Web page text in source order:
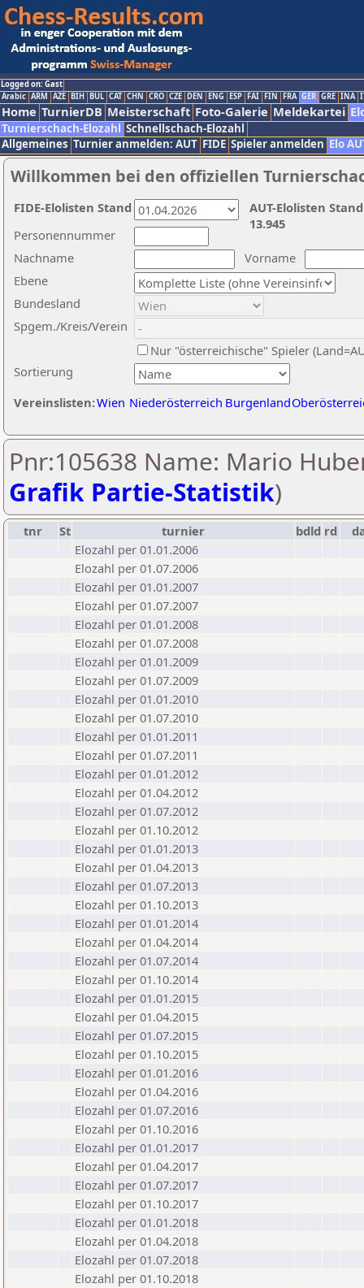
Logged on: Gast
Arabic ARM AZE BIH BUL CAT CHN CRO CZE DEN ENG ESP FAI FIN FRA GER GRE INA
Home TurnierDB Meisterschaft Foto-Galerie Meldekartei
Turnierschach-Elozahl Schnellschach-Elozahl
Allgemeines Turnier anmelden: AUT FIDE Spieler anmelden Elo
Willkommen bei den offiziellen
Nachname
Vorname
Ebene
Sortierung
Personennummer
Bundesland
Spgem./Kreis/Verein
Nur "österreichische" Spieler
Vereinslisten:Wien Niederösterreich Burgenland
AUT-Elolisten
13.945
FIDE-Elolisten Stand
Pnr:105638 Name: Mario
Grafik Partie-Statistik)
tnr St turnier bdld rd
Elozahl per 01.01.2006
Elozahl per 01.07.2006
Elozahl per 01.01.2007
Elozahl per 01.07.2007
Elozahl per 01.01.2008
Elozahl per 01.07.2008
Elozahl per 01.01.2009
Elozahl per 01.07.2009
Elozahl per 01.01.2010
Elozahl per 01.07.2010
Elozahl per 01.01.2011
Elozahl per 01.07.2011
Elozahl per 01.01.2012
Elozahl per 01.04.2012
Elozahl per 01.07.2012
Elozahl per 01.10.2012
Elozahl per 01.01.2013
Elozahl per 01.04.2013
Elozahl per 01.07.2013
Elozahl per 01.10.2013
Elozahl per 01.01.2014
Elozahl per 01.04.2014
Elozahl per 01.07.2014
Elozahl per 01.10.2014
Elozahl per 01.01.2015
Elozahl per 01.04.2015
Elozahl per 01.07.2015
Elozahl per 01.10.2015
Elozahl per 01.01.2016
Elozahl per 01.04.2016
Elozahl per 01.07.2016
Elozahl per 01.10.2016
Elozahl per 01.01.2017
Elozahl per 01.04.2017
Elozahl per 01.07.2017
Elozahl per 01.10.2017
Elozahl per 01.01.2018
Elozahl per 01.04.2018
Elozahl per 01.07.2018
Elozahl per 01.10.2018